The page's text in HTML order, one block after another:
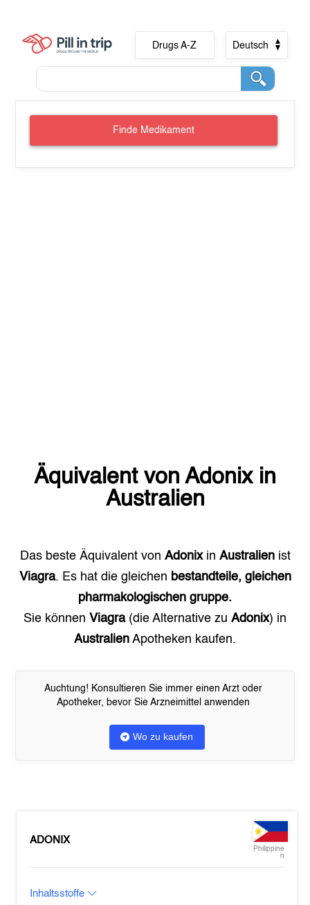
Drugs A-Z Deutsch
Finde Medikament
Äquivalent von Adonixin
Australien
Das beste Äquivalent von Adonixin Australienist
Viagra. Es hat die gleichen bestandteile, gleichen
pharmakologischen gruppe.
Sie können Viagra(die Alternative zu Adonix) in
Australien Apotheken kaufen.
Auchtung! Konsultieren Sie immer einen Arzt oder
Apotheker, bevor Sie Arzneimittel anwenden
Wo zu kaufen
ADONIX
Philippine
n
Inhaltsstoffe